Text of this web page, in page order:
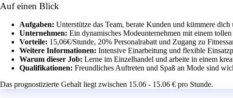
Auf einen Blick
Aufgaben: Unterstütze das Team, berate Kunden und kümmere dich
Unternehmen: Ein dynamisches Modeunternehmen mit einem tollen
Vorteile: 15,06€/Stunde, 20% Personalrabatt und Zugang zu
Weitere Informationen: Intensive Einarbeitung und flexible
Warum dieser Job: Lerne im Einzelhandel und arbeite in einem
Qualifikationen: Freundliches Auftreten und Spaß an Mode sind
Das prognostizierte Gehalt liegt zwischen 15.06 - 15.06 € pro Stunde.